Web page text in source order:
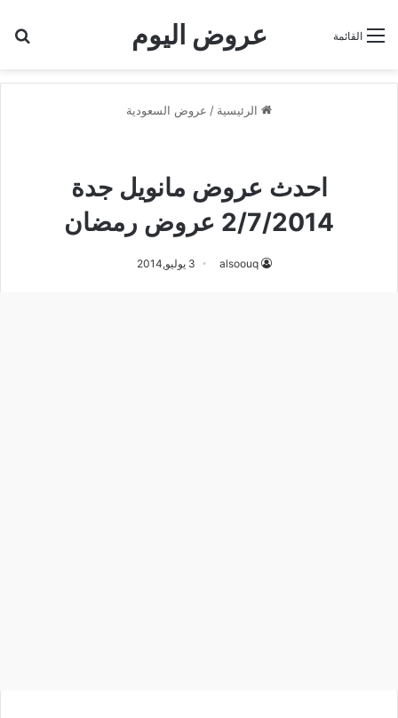
عروض اليوم القائمة
الرئيسية / عروض السعودية
احدث عروض مانويل جدة
2/7/2014 عروض رمضان
alsoouq 3 يوليو,2014